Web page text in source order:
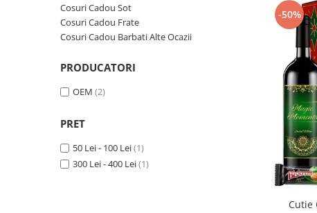
Cosuri Cadou Sot
Cosuri Cadou Frate
Cosuri Cadou Barbati Alte Ocazii
PRODUCATORI
OEM (2)
PRET
50 Lei - 100 Lei(1)
300 Lei - 400 Lei(1)
-50%
Cutie